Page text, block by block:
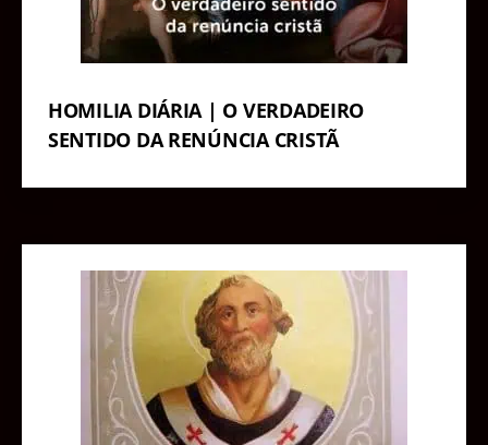
HOMILIA DIÁRIA | O VERDADEIRO
SENTIDO DA RENÚNCIA CRISTÃ